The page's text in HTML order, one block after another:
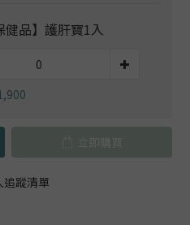
健品】護肝寶1入
追蹤清單